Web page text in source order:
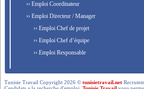
›› Emploi Coordinateur
›› Emploi Directeur / Manager
›› Emploi Chef de projet
›› Emploi Chef d’équipe
›› Emploi Responsable
Tunisie Travail Copyright 2026 ©tunisietravail.net